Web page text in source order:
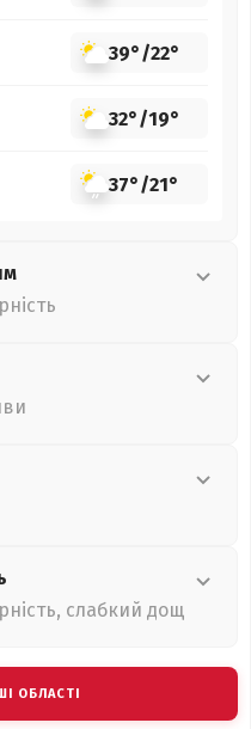
39°/22°
32°/19°
37°/21°
слабкий дощ
ОБЛАСТІ